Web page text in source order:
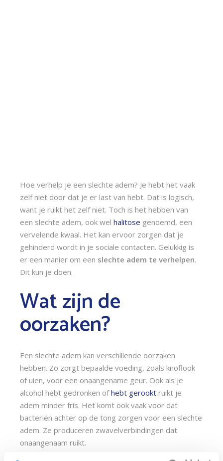
Hoe verhelp je een slechte adem? Je hebt het vaak
zelf niet door dat je er last van hebt. Dat is logisch,
want je ruikt het zelf niet. Toch is het hebben van
een slechte adem, ook wel halitose genoemd, een
vervelende kwaal. Het kan ervoor zorgen dat je
gehinderd wordt in je sociale contacten. Gelukkig is
er een manier om een slechte adem te verhelpen.
Dit kun je doen.
Wat zijn de
oorzaken?
Een slechte adem kan verschillende oorzaken
hebben. Zo zorgt bepaalde voeding, zoals knoflook
of uien, voor een onaangename geur. Ook als je
alcohol hebt gedronken of hebt gerookt ruikt je
adem minder fris. Het komt ook vaak voor dat
bacteriën achter op de tong zorgen voor een slechte
adem. Ze produceren zwavelverbindingen dat
onaangenaam ruikt.